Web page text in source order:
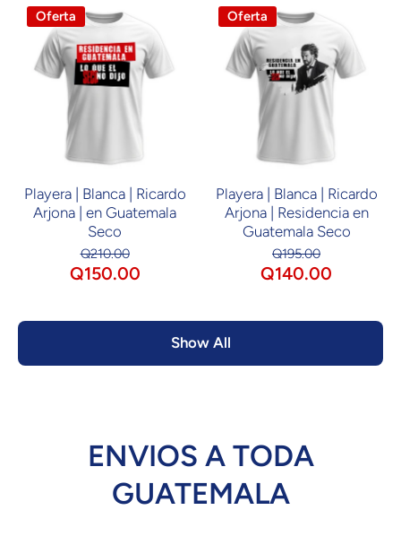
Oferta
Playera | Blanca | Ricardo
Arjona | en Guatemala
Seco
Q210.00
Q150.00
Oferta
Playera | Blanca | Ricardo
Arjona | Residencia en
Guatemala Seco
Q195.00
Q140.00
Show All
ENVIOS A TODA
GUATEMALA